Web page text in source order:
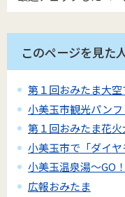
このページを見た
第１回おみたま大空
小美玉市観光パンフ
第１回おみたま花火
小美玉市で「ダイヤ
小美玉温泉湯～GO
広報おみたま